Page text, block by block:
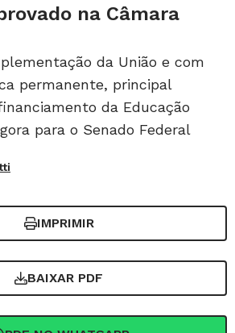
na Câmara
da União e com
permanente, principal
da Educação
para o Senado Federal
IMPRIMIR
BAIXAR PDF